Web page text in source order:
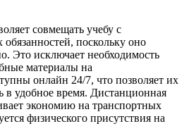
совмещать учебу с
поскольку оно
Это исключает необходимость
материалы на
онлайн 24/7, что позволяет их
в удобное время. Дистанционная
экономию на транспортных
физического присутствия на